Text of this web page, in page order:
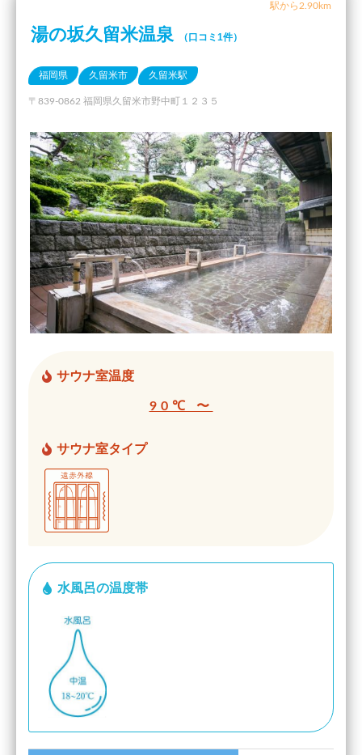
駅から2.90km
湯の坂久留米温泉 （口コミ1件）
福岡県 久留米市 久留米駅
〒839-0862 福岡県久留米市野中町１２３５
サウナ室温度
90℃ 〜
サウナ室タイプ
水風呂の温度帯